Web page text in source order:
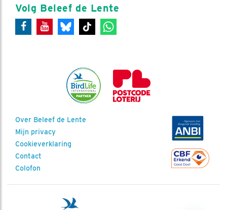
Volg Beleef de Lente
Over Beleef de Lente
Mijn privacy
Cookieverklaring
Contact
Colofon